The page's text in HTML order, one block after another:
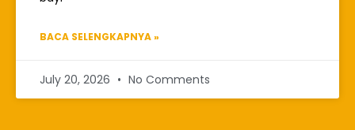
BACA SELENGKAPNYA »
July 20, 2026 No Comments